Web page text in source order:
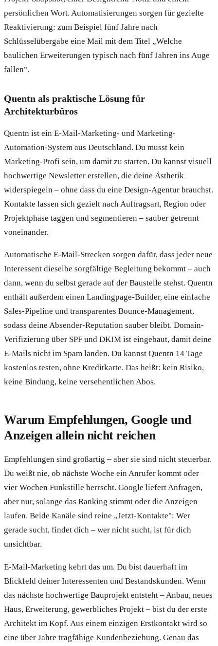
persönlichen Wort. Automatisierungen sorgen für gezielte
Reaktivierung: zum Beispiel fünf Jahre nach
Schlüsselübergabe eine Mail mit dem Titel „Welche
baulichen Erweiterungen typisch nach fünf Jahren ins Auge
fallen".
Quentn als praktische Lösung für
Architekturbüros
Quentn ist ein E-Mail-Marketing- und Marketing-
Automation-System aus Deutschland. Du musst kein
Marketing-Profi sein, um damit zu starten. Du kannst visuell
hochwertige Newsletter erstellen, die deine Ästhetik
widerspiegeln – ohne dass du eine Design-Agentur brauchst.
Kontakte lassen sich gezielt nach Auftragsart, Region oder
Projektphase taggen und segmentieren – sauber getrennt
voneinander.
Automatische E-Mail-Strecken sorgen dafür, dass jeder neue
Interessent dieselbe sorgfältige Begleitung bekommt – auch
dann, wenn du selbst gerade auf der Baustelle stehst. Quentn
enthält außerdem einen Landingpage-Builder, eine einfache
Sales-Pipeline und transparentes Bounce-Management,
sodass deine Absender-Reputation sauber bleibt. Domain-
Verifizierung über SPF und DKIM ist eingebaut, damit deine
E-Mails nicht im Spam landen. Du kannst Quentn 14 Tage
kostenlos testen, ohne Kreditkarte. Das heißt: kein Risiko,
keine Bindung, keine versehentlichen Abos.
Warum Empfehlungen, Google und
Anzeigen allein nicht reichen
Empfehlungen sind großartig – aber sie sind nicht steuerbar.
Du weißt nie, ob nächste Woche ein Anrufer kommt oder
vier Wochen Funkstille herrscht. Google liefert Anfragen,
aber nur, solange das Ranking stimmt oder die Anzeigen
laufen. Beide Kanäle sind reine „Jetzt-Kontakte": Wer
gerade sucht, findet dich – wer nicht sucht, ist für dich
unsichtbar.
E-Mail-Marketing kehrt das um. Du bist dauerhaft im
Blickfeld deiner Interessenten und Bestandskunden. Wenn
das nächste hochwertige Bauprojekt entsteht – Anbau, neues
Haus, Erweiterung, gewerbliches Projekt – bist du der erste
Architekt im Kopf. Aus einem einzigen Erstkontakt wird so
eine über Jahre tragfähige Kundenbeziehung. Genau das